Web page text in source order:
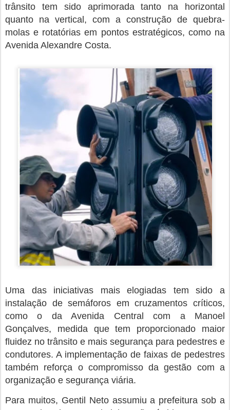
trânsito tem sido aprimorada tanto na horizontal
quanto na vertical, com a construção de quebra-
molas e rotatórias em pontos estratégicos, como na
Avenida Alexandre Costa.
Uma das iniciativas mais elogiadas tem sido a
instalação de semáforos em cruzamentos críticos,
como o da Avenida Central com a Manoel
Gonçalves, medida que tem proporcionado maior
fluidez no trânsito e mais segurança para pedestres e
condutores. A implementação de faixas de pedestres
também reforça o compromisso da gestão com a
organização e segurança viária.
Para muitos, Gentil Neto assumiu a prefeitura sob a